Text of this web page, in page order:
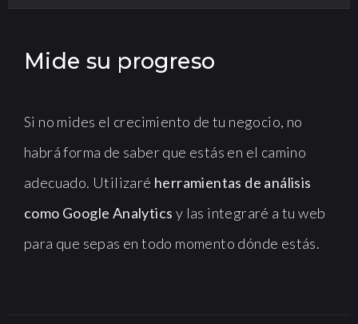
Mide su progreso
Si no mides el crecimiento de tu negocio, no
habrá forma de saber que estás en el camino
adecuado. Utilizaré herramientas de análisis
como Google Analytics y las integraré a tu web
para que sepas en todo momento dónde estás.